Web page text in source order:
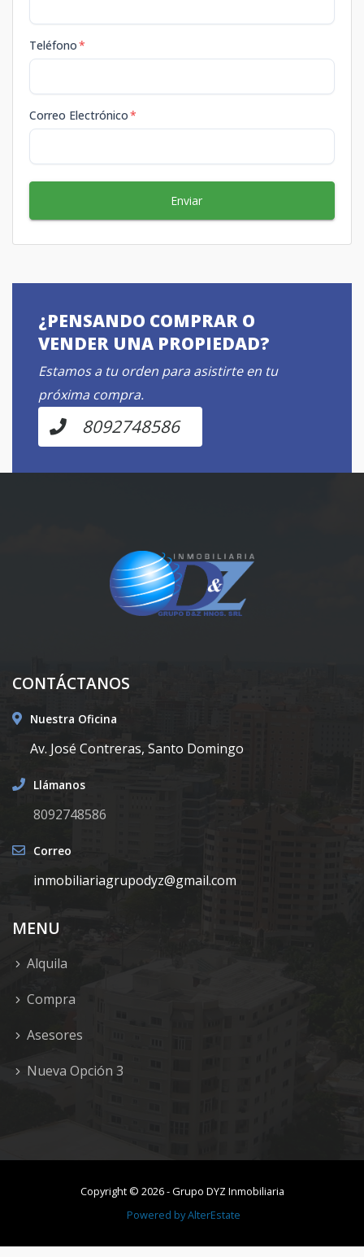
Teléfono*
Correo Electrónico*
Enviar
¿PENSANDO COMPRAR O
VENDER UNA PROPIEDAD?
Estamos a tu orden para asistirte en tu
próxima compra.
8092748586
CONTÁCTANOS
Nuestra Oficina
Av. José Contreras, Santo Domingo
Llámanos
8092748586
Correo
inmobiliariagrupodyz@gmail.com
MENU
Alquila
Compra
Asesores
Nueva Opción 3
Copyright © 2026-Grupo DYZ Inmobiliaria
Powered byAlterEstate